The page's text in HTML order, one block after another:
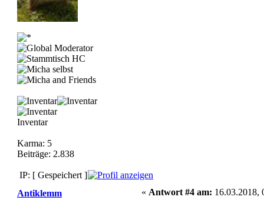
Inventar
Karma: 5
Beiträge: 2.838
IP: [ Gespeichert ]
Antiklemm
« Antwort #4 am: 16.03.2018,